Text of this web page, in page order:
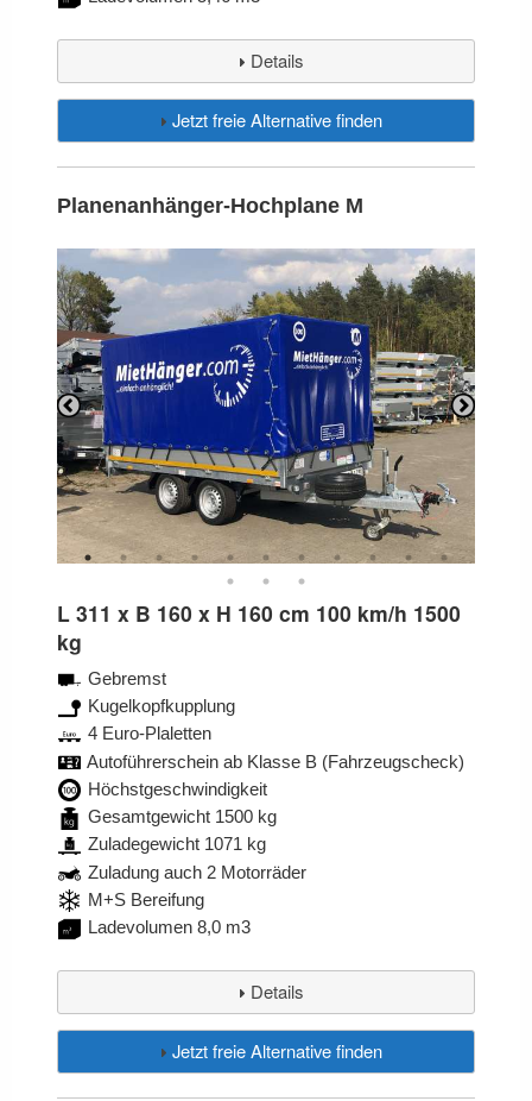
Details
Jetzt freie Alternative finden
Planenanhänger-Hochplane M
Previous
L 311 x B 160 x H 160 cm 100 km/h 1500
kg
Gebremst
Kugelkopfkupplung
4 Euro-Plaletten
Autoführerschein ab Klasse B (Fahrzeugscheck)
Höchstgeschwindigkeit
Gesamtgewicht 1500 kg
Zuladegewicht 1071 kg
Zuladung auch 2 Motorräder
M+S Bereifung
Ladevolumen 8,0 m3
Details
Jetzt freie Alternative finden